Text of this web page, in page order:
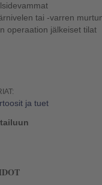
tai -varren
operaation jälkeiset tilat
ja tuet